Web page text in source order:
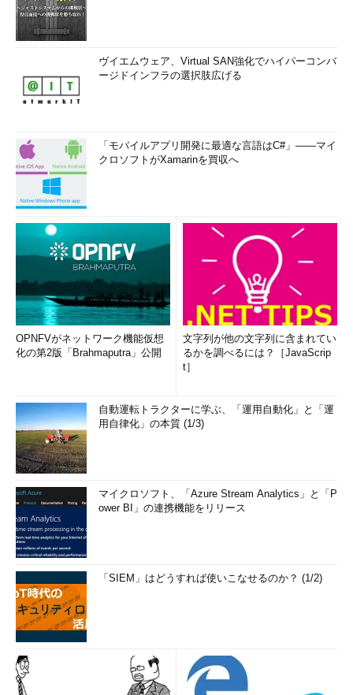
ヴイエムウェア、Virtual SAN強化でハイパーコンバ
ージドインフラの選択肢広げる
「モバイルアプリ開発に最適な言語はC#」――マイ
クロソフトがXamarinを買収へ
OPNFVがネットワーク機能仮想
化の第2版「Brahmaputra」公開
文字列が他の文字列に含まれてい
るかを調べるには？［JavaScrip
t］
自動運転トラクターに学ぶ、「運用自動化」と「運
用自律化」の本質 (1/3)
マイクロソフト、「Azure Stream Analytics」と「P
ower BI」の連携機能をリリース
「SIEM」はどうすれば使いこなせるのか？ (1/2)